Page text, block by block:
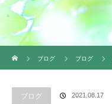
ブログ
ブログ
ブログ 2021.08.17